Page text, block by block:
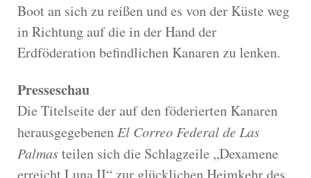
Boot an sich zu reißen und es von der Küste weg
in Richtung auf die in der Hand der
Erdföderation befindlichen Kanaren zu lenken.
Presseschau
Die Titelseite der auf den föderierten Kanaren
herausgegebenen El Correo Federal de Las
Palmasteilen sich die Schlagzeile „Dexamene
erreicht Luna II“ zur glücklichen Heimkehr des